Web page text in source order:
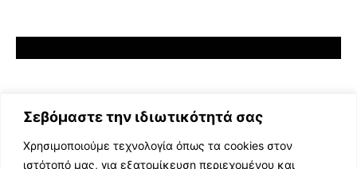
Σεβόμαστε την ιδιωτικότητά σας
Χρησιμοποιούμε τεχνολογία όπως τα cookies στον
ιστότοπό μας, για εξατομίκευση περιεχομένου και